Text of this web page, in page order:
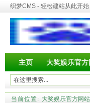
织梦CMS - 轻松建站从此开始
主页 大奖娱乐官方
当前位置: 大奖娱乐官方网站